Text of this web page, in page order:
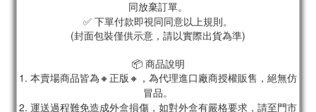
同放棄訂單。
✅ 下單付款即視同同意以上規則。
(封面包裝僅供示意，請以實際出貨為準)
📦 商品說明
1. 本賣場商品皆為🔸正版🔸，為代理進口廠商授權販售，絕無仿
冒品。
2. 運送過程難免造成外盒損傷，如對外盒有嚴格要求，請至門市